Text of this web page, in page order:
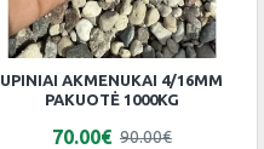
UPINIAI AKMENUKAI 4/16MM
PAKUOTĖ 1000KG
70.00€ 90.00€